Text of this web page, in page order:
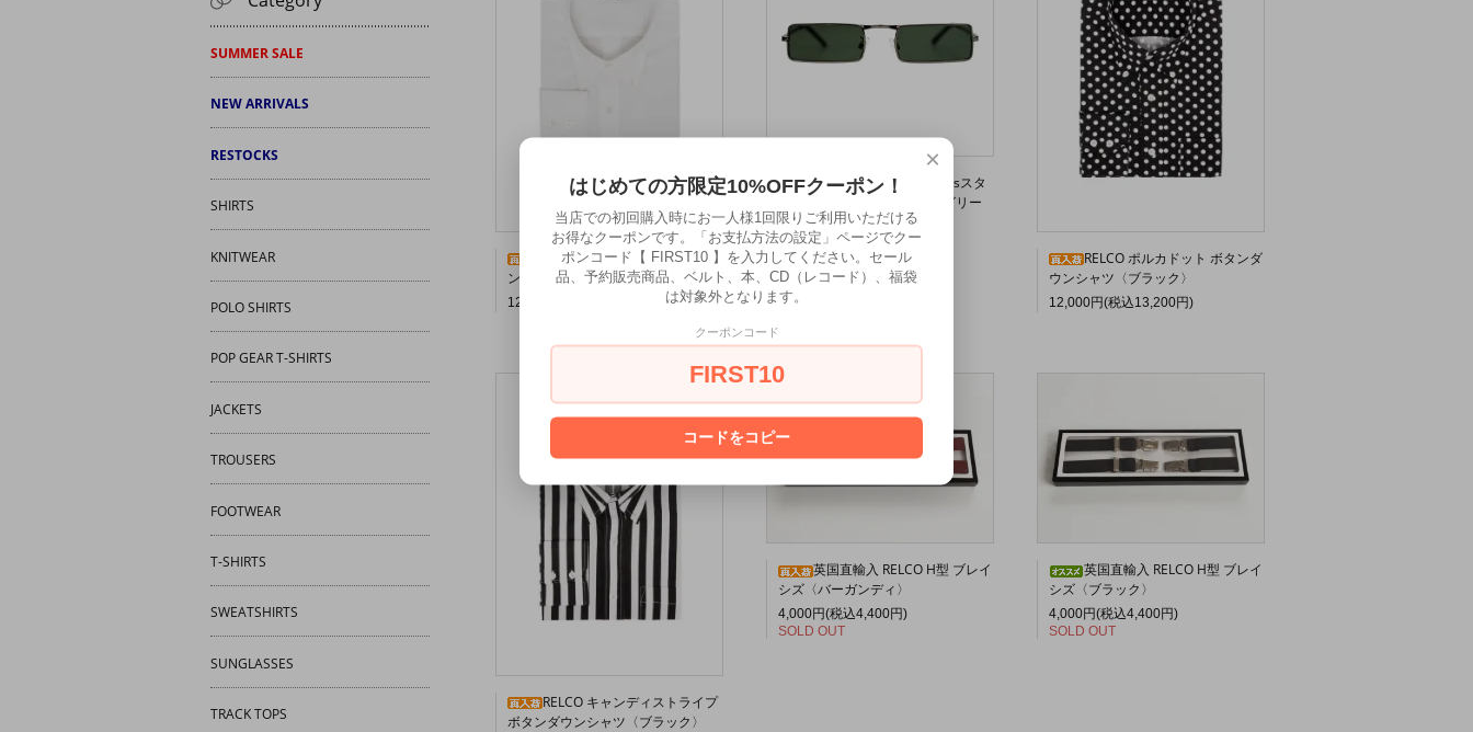
RELCO オックスフォード ボタ
ンダウンシャツ〈ホワイト〉
12,000円(税込13,200円)
MADCAP ENGLAND 60sスタ
イル マッギン サングラス〈グリー
ン〉ー正規輸入元ー
11,500円(税込12,650円)
RELCO ポルカドット ボタンダ
ウンシャツ〈ブラック〉
12,000円(税込13,200円)
RELCO キャンディストライプ
ボタンダウンシャツ〈ブラック〉
英国直輸入 RELCO H型 ブレイ
シズ〈バーガンディ〉
4,000円(税込4,400円)
SOLD OUT
英国直輸入 RELCO H型 ブレイ
シズ〈ブラック〉
4,000円(税込4,400円)
SOLD OUT
SUMMER SALE
NEW ARRIVALS
RESTOCKS
SHIRTS
KNITWEAR
POLO SHIRTS
POP GEAR T-SHIRTS
JACKETS
TROUSERS
FOOTWEAR
T-SHIRTS
SWEATSHIRTS
SUNGLASSES
TRACK TOPS
×
はじめての方限定10%OFFクーポン！
当店での初回購入時にお一人様1回限りご利用いただける
お得なクーポンです。「お支払方法の設定」ページでクー
ポンコード【 FIRST10 】を入力してください。セール
品、予約販売商品、ベルト、本、CD（レコード）、福袋
は対象外となります。
クーポンコード
FIRST10
コードをコピー